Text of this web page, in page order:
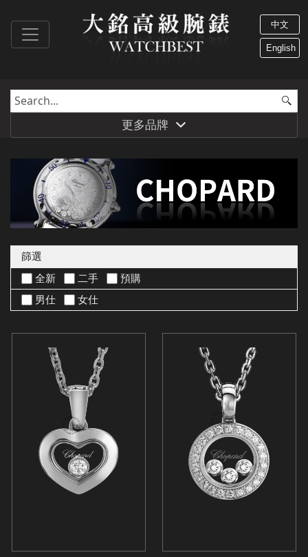
中文
English
更多品牌
篩選
全新
二手
預購
男仕
女仕